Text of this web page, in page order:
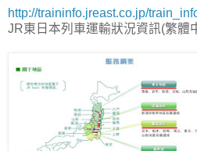
http://traininfo.jreast.co.jp/
JR東日本列車運輸狀況資訊(繁體